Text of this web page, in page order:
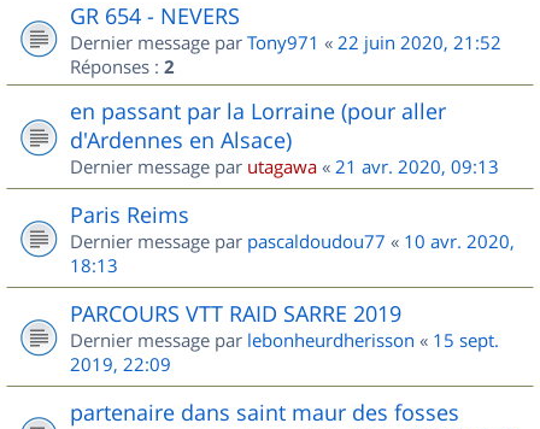
GR 654 - NEVERS
Dernier message par Tony971 « 22 juin 2020, 21:52
Réponses : 2
en passant par la Lorraine (pour aller
d'Ardennes en Alsace)
Dernier message par utagawa « 21 avr. 2020, 09:13
Paris Reims
Dernier message par pascaldoudou77 « 10 avr. 2020,
18:13
PARCOURS VTT RAID SARRE 2019
Dernier message par lebonheurdherisson « 15 sept.
2019, 22:09
partenaire dans saint maur des fosses